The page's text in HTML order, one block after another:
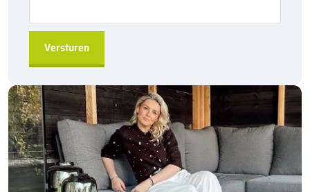
Kijlstra RWS-band 11,5/22,5×25 bocht R=12 inwendig
ideaal voor het veilig afzetten van rijbanen en andere delen van
project of kleinere toepassingen, deze RWS-band biedt de
kwaliteit en stabiliteit die u nodig heeft voor een veilige
verkeersgeleiding.